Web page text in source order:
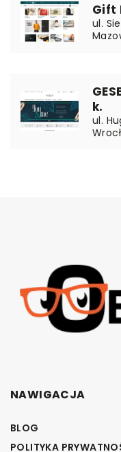
Gift
ul.
k.
ul.
NAWIGACJA
BLOG
POLITYKA